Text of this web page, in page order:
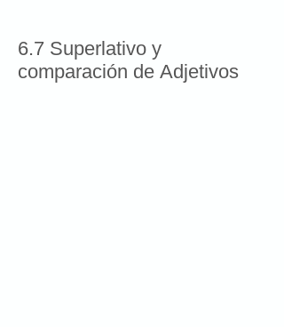
6.7 Superlativo y
comparación de Adjetivos